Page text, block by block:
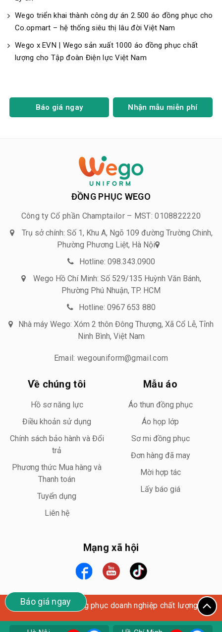
Wego triển khai thành công dự án 2.500 áo đồng phục cho
Co.opmart – hệ thống siêu thị lâu đời Việt Nam
Wego x EVN | Wego sản xuất 1000 áo đồng phục chất
lượng cho Tập đoàn Điện lực Việt Nam
Báo giá ngay Nhận mẫu miễn phí
Báo giá ngay
ĐỒNG PHỤC WEGO
Công ty Cổ phần Champtailor – MST: 0108822220
Trụ sở chính: Số 1, Khu A, Ngõ 109 đường Trường Chinh,
Phường Phương Liệt, Hà Nội
Hotline: 098.343.0900
Wego Hồ Chí Minh: Số 529/135 Huỳnh Văn Bánh,
Phường Phú Nhuận, TP. HCM
Hotline: 0967 653 880
Nhà máy Wego: Xóm 2 thôn Đông Thượng, Xã Cổ Lễ, Tỉnh
Ninh Bình, Việt Nam
Email: wegouniform@gmail.com
Về chúng tôi
Hồ sơ năng lực
Điều khoản sử dụng
Chính sách bảo hành và Đổi
trả
Phương thức Mua hàng và
Thanh toán
Tuyển dụng
Liên hệ
Mẫu áo
Áo thun đồng phục
Áo họp lớp
Sơ mi đồng phục
Đơn hàng đã may
Mời hợp tác
Lấy báo giá
Mạng xã hội
Wego Uniform – Đồng phục doanh nghiệp chất lượng cao